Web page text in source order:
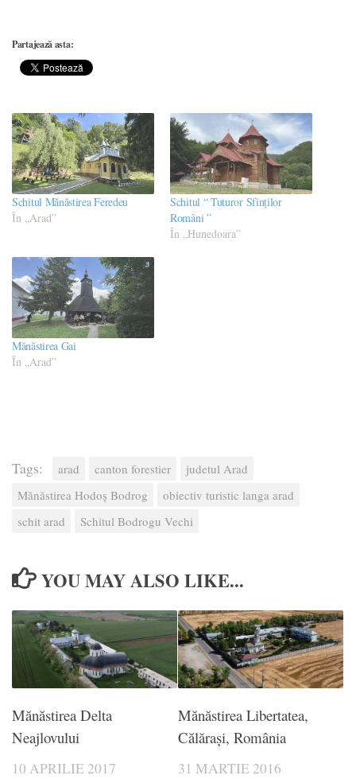
Partajează asta:
Schitul Mănăstirea Feredeu
În „Arad”
Schitul “ Tuturor Sfinților
Români ”
În „Hunedoara”
Mănăstirea Gai
În „Arad”
Tags: arad canton forestier
judetul Arad
Mănăstirea Hodoș Bodrog
obiectiv turistic langa arad
schit arad
Schitul Bodrogu Vechi
YOU MAY ALSO LIKE...
Mănăstirea Delta
Neajlovului
10 APRILIE 2017
Mănăstirea Libertatea,
Călărași, România
31 MARTIE 2016